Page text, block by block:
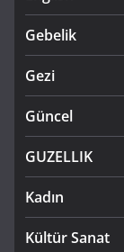
Gebelik
Gezi
Güncel
GUZELLIK
Kadın
Kültür Sanat